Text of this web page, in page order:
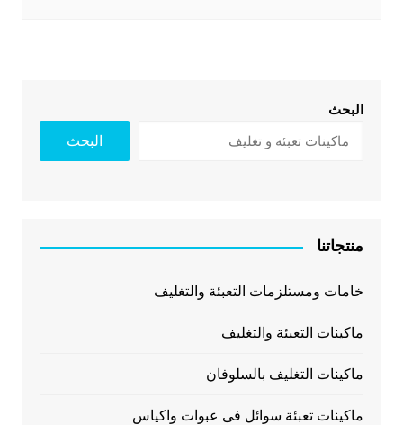
البحث
البحث
منتجاتنا
خامات ومستلزمات التعبئة والتغليف
ماكينات التعبئة والتغليف
ماكينات التغليف بالسلوفان
ماكينات تعبئة سوائل فى عبوات واكياس